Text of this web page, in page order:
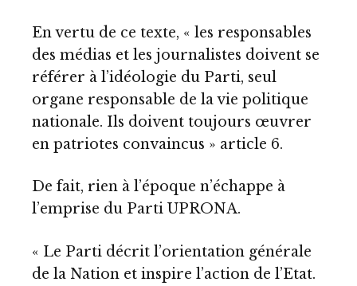
En vertu de ce texte, « les responsables
des médias et les journalistes doivent se
référer à l’idéologie du Parti, seul
organe responsable de la vie politique
nationale. Ils doivent toujours œuvrer
en patriotes convaincus » article 6.
De fait, rien à l’époque n’échappe à
l’emprise du Parti UPRONA.
« Le Parti décrit l’orientation générale
de la Nation et inspire l’action de l’Etat.